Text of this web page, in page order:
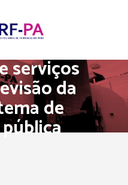
serviços
da
de